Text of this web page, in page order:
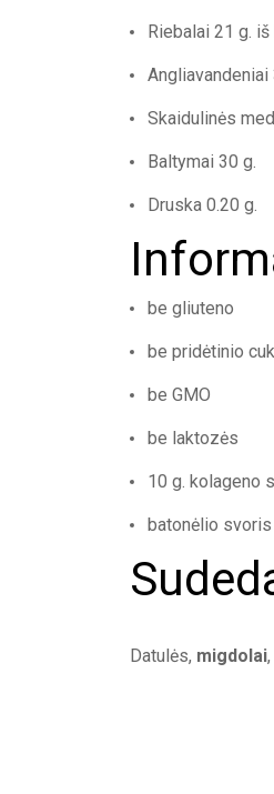
Riebalai 21 g.
Angliavandeniai
Skaidulinės
Baltymai 30 g.
Druska 0.20 g.
be gliuteno
be pridėtinio
be GMO
be laktozės
10 g. kolageno
batonėlio svoris
Datulės, migdolai